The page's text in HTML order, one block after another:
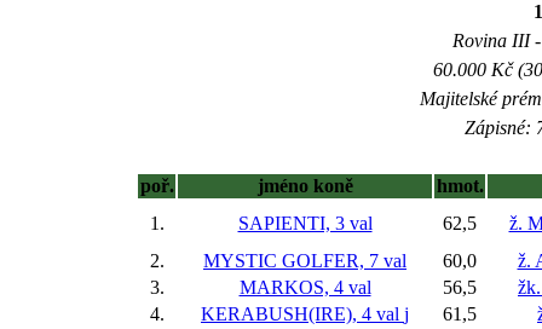
Rovina III
60.000 Kč
Majitelské
Zápisné:
poř. jméno koně
hmot.
1.
SAPIENTI, 3 val 62,5
ž.
2.
MYSTIC GOLFER, 7 val 60,0
ž.
3.
MARKOS, 4 val 56,5
4.
KERABUSH(IRE), 4 val j 61,5